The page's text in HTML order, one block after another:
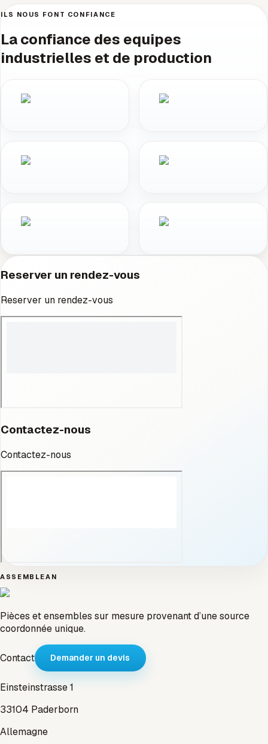
ILS NOUS FONT CONFIANCE
La confiance des equipes
industrielles et de production
Reserver un rendez-vous
Reserver un rendez-vous
Contactez-nous
Contactez-nous
ASSEMBLEAN
Pièces et ensembles sur mesure provenant d’une source
coordonnée unique.
Contact Demander un devis
Einsteinstrasse 1
33104 Paderborn
Allemagne